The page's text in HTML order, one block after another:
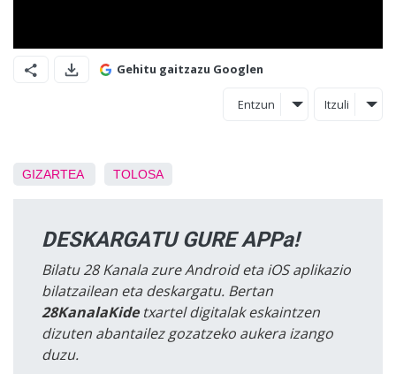
Gehitu gaitzazu Googlen
Entzun Itzuli
GIZARTEA TOLOSA
DESKARGATU GURE APPa!
Bilatu 28 Kanala zure Android eta iOS aplikazio
bilatzailean eta deskargatu. Bertan
28KanalaKidetxartel digitalak eskaintzen
dizuten abantailez gozatzeko aukera izango
duzu.